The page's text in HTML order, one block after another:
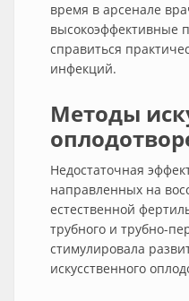
время в арсенале
высокоэффективные
справиться
инфекций.
Методы
Недостаточная
направленных на
естественной
трубного и трубно-
стимулировала
искусственного